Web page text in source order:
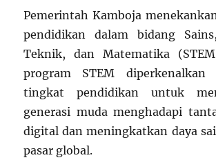
Pemerintah Kamboja
pendidikan dalam bidang
Teknik, dan Matematika
program STEM diperkenalkan
tingkat pendidikan untuk
generasi muda menghadapi
digital dan meningkatkan daya
pasar global.